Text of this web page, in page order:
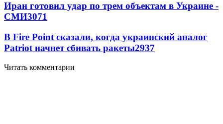
Иран готовил удар по трем объектам в Украине -
СМИ3071
В Fire Point сказали, когда украинский аналог
Patriot начнет сбивать ракеты2937
Читать комментарии